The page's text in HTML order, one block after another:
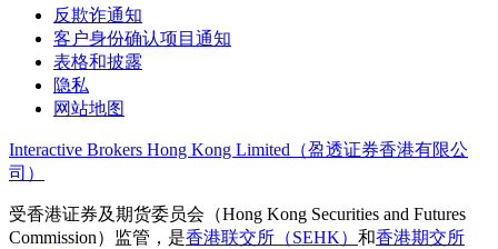
反欺诈通知
客户身份确认项目通知
表格和披露
隐私
网站地图
Interactive Brokers Hong Kong Limited（盈透证券香港有限公
司）
受香港证券及期货委员会（Hong Kong Securities and Futures
Commission）监管，是香港联交所（SEHK） 和香港期交所